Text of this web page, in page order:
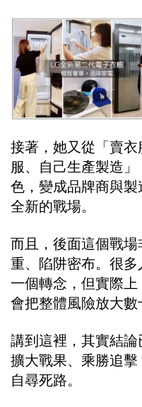
接著，她又從「賣
服、自己生產製造
色，變成品牌商與
全新的戰場。
而且，後面這個戰
重、陷阱密布。很多
一個轉念，但實際
會把整體風險放大數
講到這裡，其實結
擴大戰果、乘勝追擊
自尋死路。